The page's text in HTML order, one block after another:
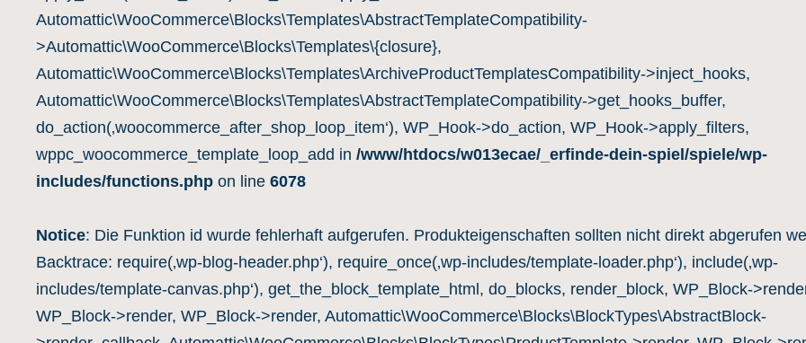
Automattic\WooCommerce\Blocks\Templates\AbstractTemplateCompatibility-
>Automattic\WooCommerce\Blocks\Templates\{closure},
Automattic\WooCommerce\Blocks\Templates\ArchiveProductTemplatesCompatibility->inject_hooks,
Automattic\WooCommerce\Blocks\Templates\AbstractTemplateCompatibility->get_hooks_buffer,
do_action(‚woocommerce_after_shop_loop_item‘), WP_Hook->do_action, WP_Hook->apply_filters,
wppc_woocommerce_template_loop_add in /www/htdocs/w013ecae/_erfinde-dein-spiel/spiele/wp-
includes/functions.php on line 6078
Notice: Die Funktion id wurde fehlerhaft aufgerufen. Produkteigenschaften sollten nicht direkt abgerufen
Backtrace: require(‚wp-blog-header.php‘), require_once(‚wp-includes/template-loader.php‘), include(‚wp-
includes/template-canvas.php‘), get_the_block_template_html, do_blocks, render_block, WP_Block-
WP_Block->render, WP_Block->render, Automattic\WooCommerce\Blocks\BlockTypes\AbstractBlock-